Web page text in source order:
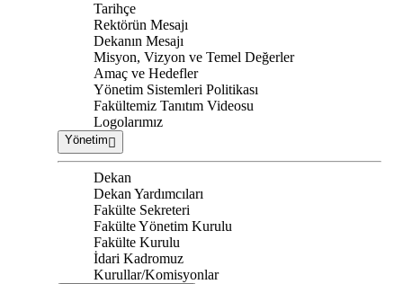
Tarihçe
Rektörün Mesajı
Dekanın Mesajı
Misyon, Vizyon ve Temel Değerler
Amaç ve Hedefler
Yönetim Sistemleri Politikası
Fakültemiz Tanıtım Videosu
Logolarımız
Yönetim
Dekan
Dekan Yardımcıları
Fakülte Sekreteri
Fakülte Yönetim Kurulu
Fakülte Kurulu
İdari Kadromuz
Kurullar/Komisyonlar